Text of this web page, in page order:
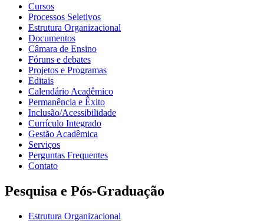
Cursos
Processos Seletivos
Estrutura Organizacional
Documentos
Câmara de Ensino
Fóruns e debates
Projetos e Programas
Editais
Calendário Acadêmico
Permanência e Êxito
Inclusão/Acessibilidade
Currículo Integrado
Gestão Acadêmica
Serviços
Perguntas Frequentes
Contato
Pesquisa e Pós-Graduação
Estrutura Organizacional